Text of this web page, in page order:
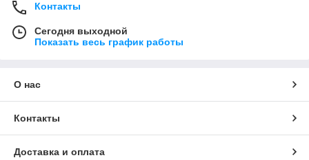
Контакты
Сегодня выходной
Показать весь график работы
О нас
Контакты
Доставка и оплата